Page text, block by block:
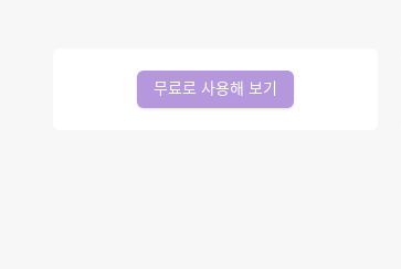
무료로 사용해 보기